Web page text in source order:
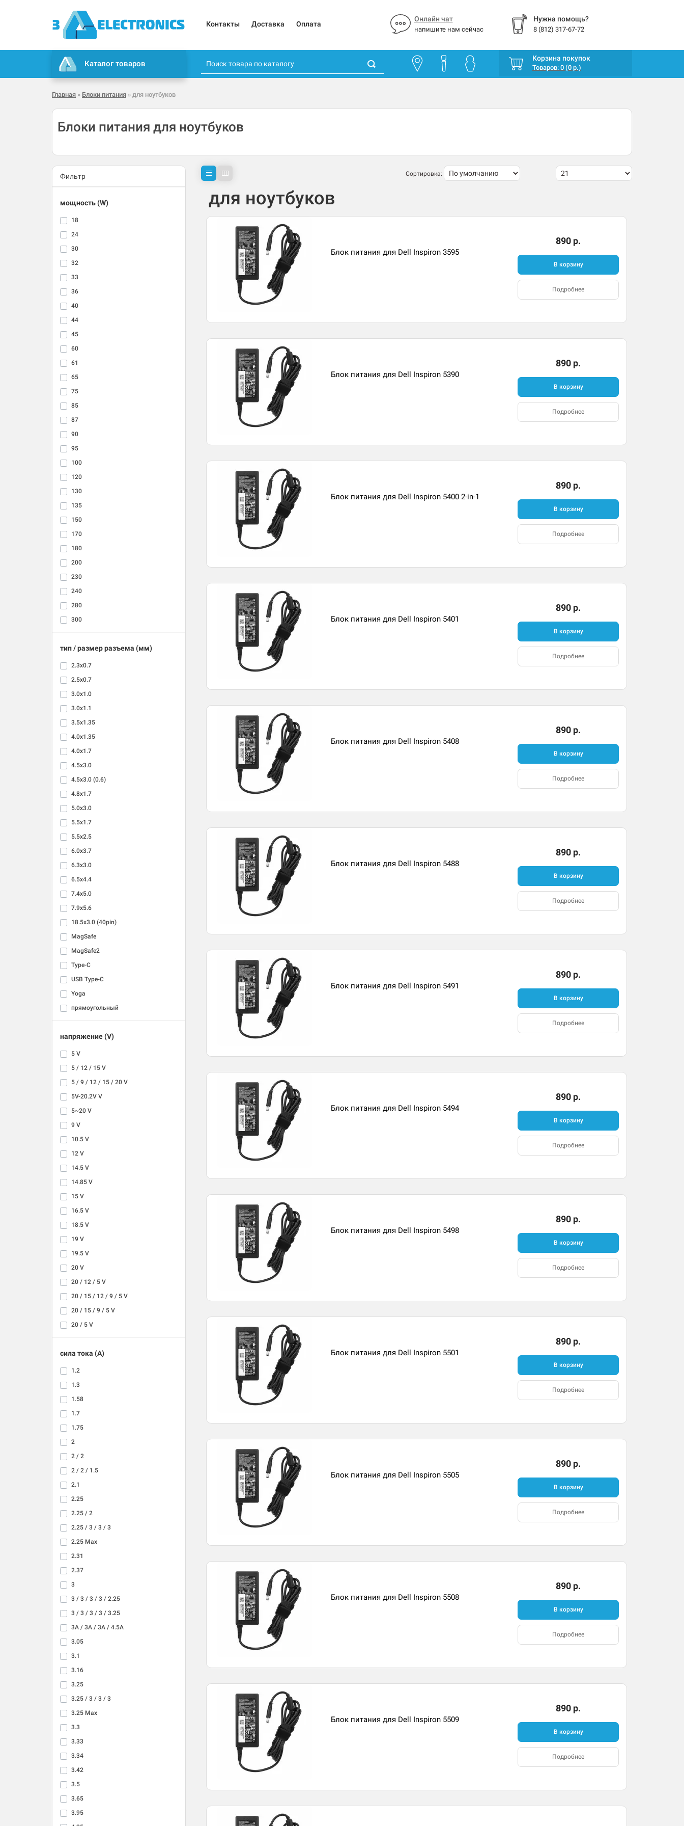
Контакты Доставка Оплата
Онлайн чат
напишите нам сейчас
Нужна помощь?
8 (812) 317-67-72
Каталог товаров
Корзина покупок
Товаров: 0 (0 р.)
Главная » Блоки питания » для ноутбуков
Блоки питания для ноутбуков
Фильтр
мощность (W)
18
24
30
32
33
36
40
44
45
60
61
65
75
85
87
90
95
100
120
130
135
150
170
180
200
230
240
280
300
тип / размер разъема (мм)
2.3x0.7
2.5x0.7
3.0x1.0
3.0x1.1
3.5x1.35
4.0x1.35
4.0x1.7
4.5x3.0
4.5x3.0 (0.6)
4.8x1.7
5.0x3.0
5.5x1.7
5.5x2.5
6.0x3.7
6.3x3.0
6.5x4.4
7.4x5.0
7.9x5.6
18.5x3.0 (40pin)
MagSafe
MagSafe2
Type-C
USB Type-C
Yoga
прямоугольный
напряжение (V)
5 V
5 / 12 / 15 V
5 / 9 / 12 / 15 / 20 V
5V-20.2V V
5~20 V
9 V
10.5 V
12 V
14.5 V
14.85 V
15 V
16.5 V
18.5 V
19 V
19.5 V
20 V
20 / 12 / 5 V
20 / 15 / 12 / 9 / 5 V
20 / 15 / 9 / 5 V
20 / 5 V
сила тока (A)
1.2
1.3
1.58
1.7
1.75
2
2 / 2
2 / 2 / 1.5
2.1
2.25
2.25 / 2
2.25 / 3 / 3 / 3
2.25 Max
2.31
2.37
3
3 / 3 / 3 / 3 / 2.25
3 / 3 / 3 / 3 / 3.25
3A / 3A / 3A / 4.5A
3.05
3.1
3.16
3.25
3.25 / 3 / 3 / 3
3.25 Max
3.3
3.33
3.34
3.42
3.5
3.65
3.95
Сортировка:
для ноутбуков
Блок питания для Dell Inspiron 3595
890 р.
В корзину
Подробнее
Блок питания для Dell Inspiron 5390
890 р.
В корзину
Подробнее
Блок питания для Dell Inspiron 5400 2-in-1
890 р.
В корзину
Подробнее
Блок питания для Dell Inspiron 5401
890 р.
В корзину
Подробнее
Блок питания для Dell Inspiron 5408
890 р.
В корзину
Подробнее
Блок питания для Dell Inspiron 5488
890 р.
В корзину
Подробнее
Блок питания для Dell Inspiron 5491
890 р.
В корзину
Подробнее
Блок питания для Dell Inspiron 5494
890 р.
В корзину
Подробнее
Блок питания для Dell Inspiron 5498
890 р.
В корзину
Подробнее
Блок питания для Dell Inspiron 5501
890 р.
В корзину
Подробнее
Блок питания для Dell Inspiron 5505
890 р.
В корзину
Подробнее
Блок питания для Dell Inspiron 5508
890 р.
В корзину
Подробнее
Блок питания для Dell Inspiron 5509
890 р.
В корзину
Подробнее